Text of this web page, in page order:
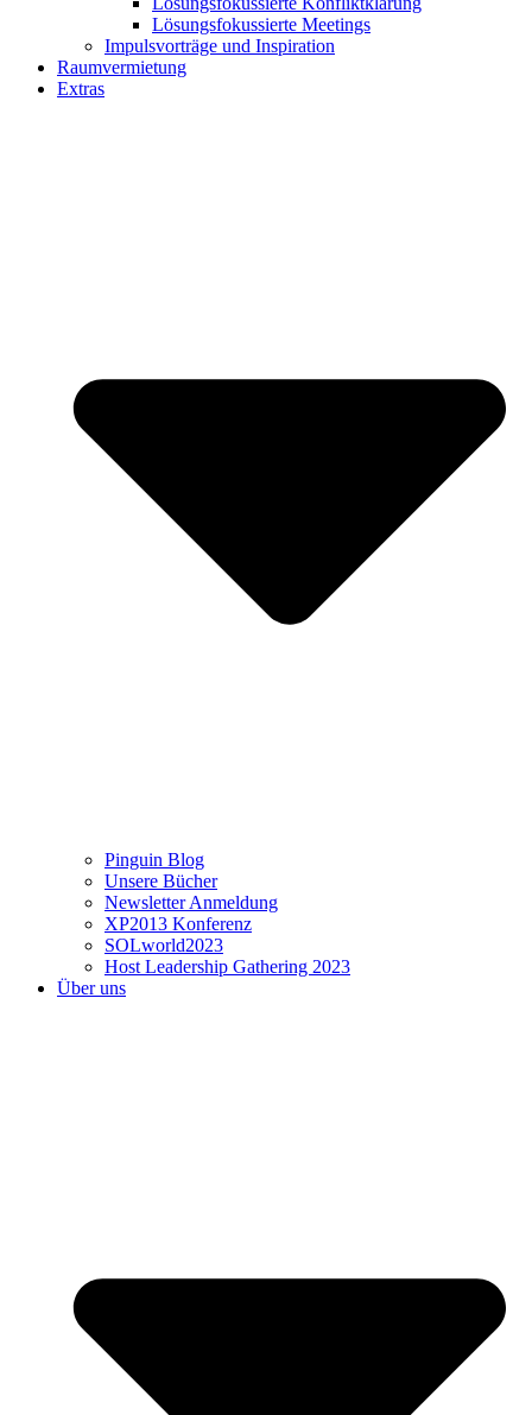
Lösungsfokussierte Meetings
Impulsvorträge und Inspiration
Raumvermietung
Extras
Pinguin Blog
Unsere Bücher
Newsletter Anmeldung
XP2013 Konferenz
SOLworld2023
Host Leadership Gathering 2023
Über uns